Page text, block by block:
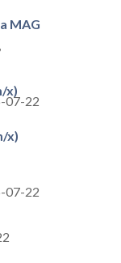
MAG
,
x)
07-22
x)
07-22